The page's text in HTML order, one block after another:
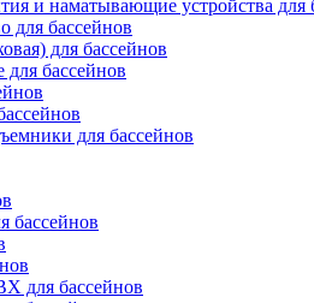
и наматывающие устройства для
для бассейнов
для бассейнов
бассейнов
для бассейнов
для бассейнов